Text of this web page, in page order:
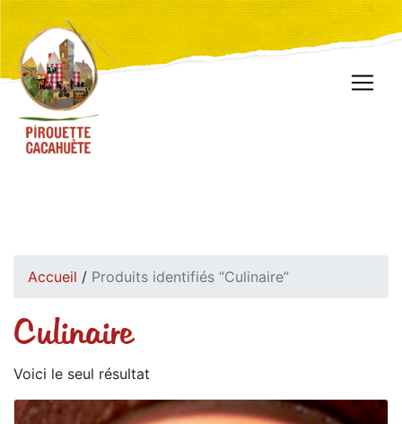
Accueil / Produits identifiés “Culinaire”
Culinaire
Voici le seul résultat